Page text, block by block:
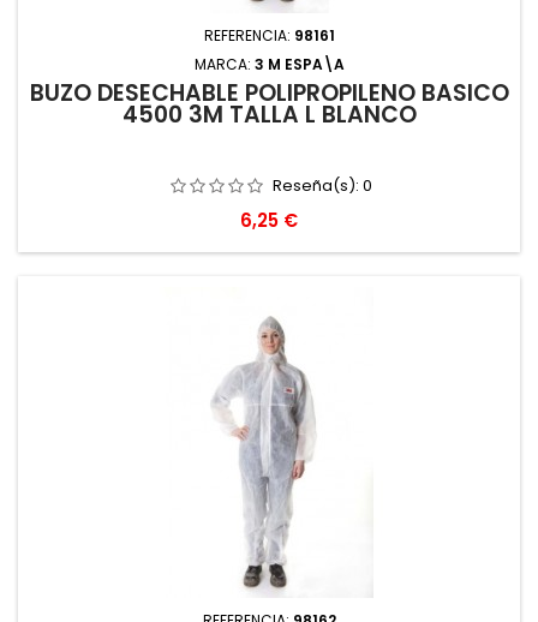
REFERENCIA: 98161
MARCA: 3 M ESPA\A
BUZO DESECHABLE POLIPROPILENO BASICO
4500 3M TALLA L BLANCO
Reseña(s): 0
Precio
6,25 €